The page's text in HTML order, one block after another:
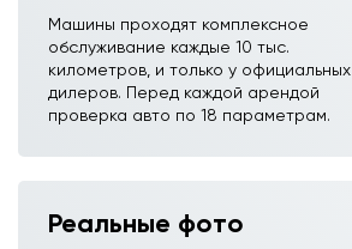
Машины проходят комплексное
обслуживание каждые 10 тыс.
километров, и только у официальных
дилеров. Перед каждой арендой
проверка авто по 18 параметрам.
Реальные фото